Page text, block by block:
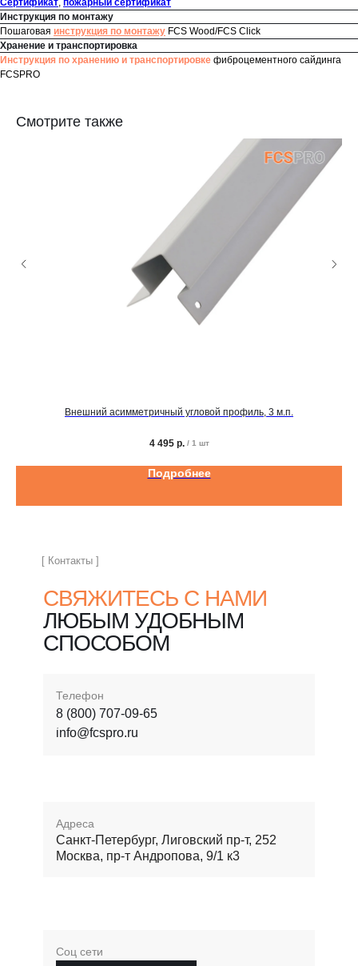
Сертификат, пожарный сертификат
Инструкция по монтажу
Пошаговая инструкция по монтажу FCS Wood/FCS Click
Хранение и транспортировка
Инструкция по хранению и транспортировке фиброцементного сайдинга
FCSPRO
Смотрите также
Внешний асимметричный угловой профиль, 3 м.п.
4 495 р. / 1 шт
Подробнее
Соц сети
Адреса
Санкт-Петербург, Лиговский пр-т, 252
Москва, пр-т Андропова, 9/1 к3
Телефон
8 (800) 707-09-65
info@fcspro.ru
СВЯЖИТЕСЬ С НАМИ
ЛЮБЫМ УДОБНЫМ
СПОСОБОМ
[ Контакты ]